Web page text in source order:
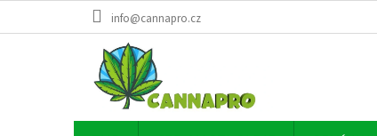
info@cannapro.cz